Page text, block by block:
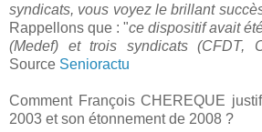
syndicats, vous voyez le brillant
Rappellons que : "ce dispositif avait
(Medef) et trois syndicats (CFDT,
Source Senioractu
Comment François CHEREQUE
2003 et son étonnement de 2008 ?